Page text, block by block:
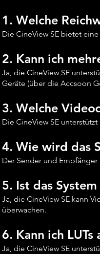
1. Welche
Die CineView SE bietet
2. Kann ich
Ja, die CineView SE
Geräte (über die Accsoon
3. Welche
Die CineView SE unterstützt
4. Wie wird das
Der Sender und
5. Ist das
Ja, die CineView SE kann
überwachen.
6. Kann ich
Ja, die CineView SE